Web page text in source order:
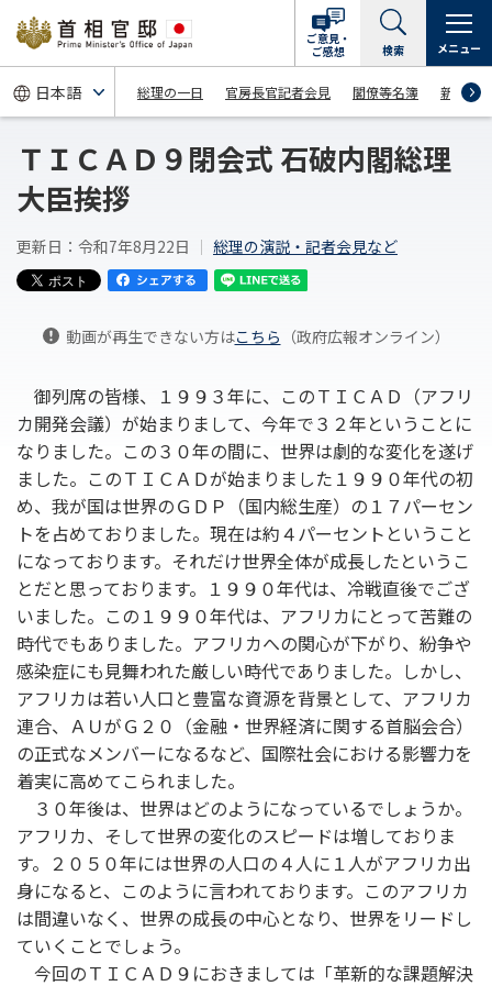
総理の一日 官房長官記者会見 閣僚等名簿 新着情報
ご意見・
ご感想
検索 メニュー
ＴＩＣＡＤ９閉会式 石破内閣総理
大臣挨拶
更新日：令和7年8月22日 総理の演説・記者会見など
動画が再生できない方はこちら （政府広報オンライン）
御列席の皆様、１９９３年に、このＴＩＣＡＤ（アフリ
カ開発会議）が始まりまして、今年で３２年ということに
なりました。この３０年の間に、世界は劇的な変化を遂げ
ました。このＴＩＣＡＤが始まりました１９９０年代の初
め、我が国は世界のＧＤＰ（国内総生産）の１７パーセン
トを占めておりました。現在は約４パーセントということ
になっております。それだけ世界全体が成長したというこ
とだと思っております。１９９０年代は、冷戦直後でござ
いました。この１９９０年代は、アフリカにとって苦難の
時代でもありました。アフリカへの関心が下がり、紛争や
感染症にも見舞われた厳しい時代でありました。しかし、
アフリカは若い人口と豊富な資源を背景として、アフリカ
連合、ＡＵがＧ２０（金融・世界経済に関する首脳会合）
の正式なメンバーになるなど、国際社会における影響力を
着実に高めてこられました。
３０年後は、世界はどのようになっているでしょうか。
アフリカ、そして世界の変化のスピードは増しておりま
す。２０５０年には世界の人口の４人に１人がアフリカ出
身になると、このように言われております。このアフリカ
は間違いなく、世界の成長の中心となり、世界をリードし
ていくことでしょう。
今回のＴＩＣＡＤ９におきましては「革新的な課題解決